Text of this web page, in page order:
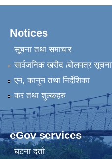
Notices
सूचना तथा समाचार
सार्वजनिक खरीद /बोलपत्र सूचना
एन, कानुन तथा निर्देशिका
कर तथा शुल्कहरु
eGov services
घटना दर्ता